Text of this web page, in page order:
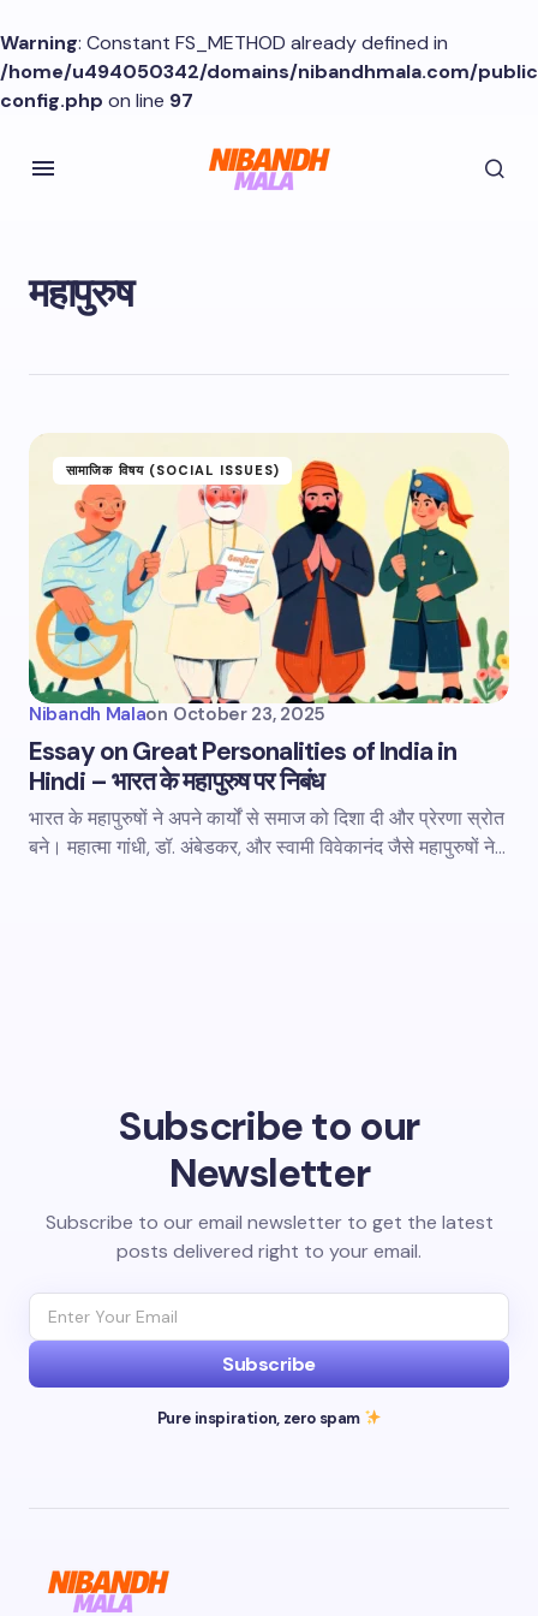
Warning: Constant FS_METHOD already defined in
/home/u494050342/domains/nibandhmala.com/
config.php on line 97
महापुरुष
सामाजिक विषय (SOCIAL ISSUES)
Nibandh Malaon October 23, 2025
Essay on Great Personalities of India in
Hindi – भारत के महापुरुष पर निबंध
भारत के महापुरुषों ने अपने कार्यों से समाज को दिशा दी और प्रेरणा स्रोत
बने। महात्मा गांधी, डॉ. अंबेडकर, और स्वामी विवेकानंद जैसे महापुरुषों ने…
Subscribe to our
Newsletter
Subscribe to our email newsletter to get the latest
posts delivered right to your email.
Subscribe
Pure inspiration, zero spam